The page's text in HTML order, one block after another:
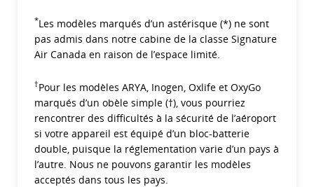
*Les modèles marqués d’un astérisque (*) ne sont
pas admis dans notre cabine de la classe Signature
Air Canada en raison de l’espace limité.
†Pour les modèles ARYA, Inogen, Oxlife et OxyGo
marqués d’un obèle simple (†), vous pourriez
rencontrer des difficultés à la sécurité de l’aéroport
si votre appareil est équipé d’un bloc-batterie
double, puisque la réglementation varie d’un pays à
l’autre. Nous ne pouvons garantir les modèles
acceptés dans tous les pays.